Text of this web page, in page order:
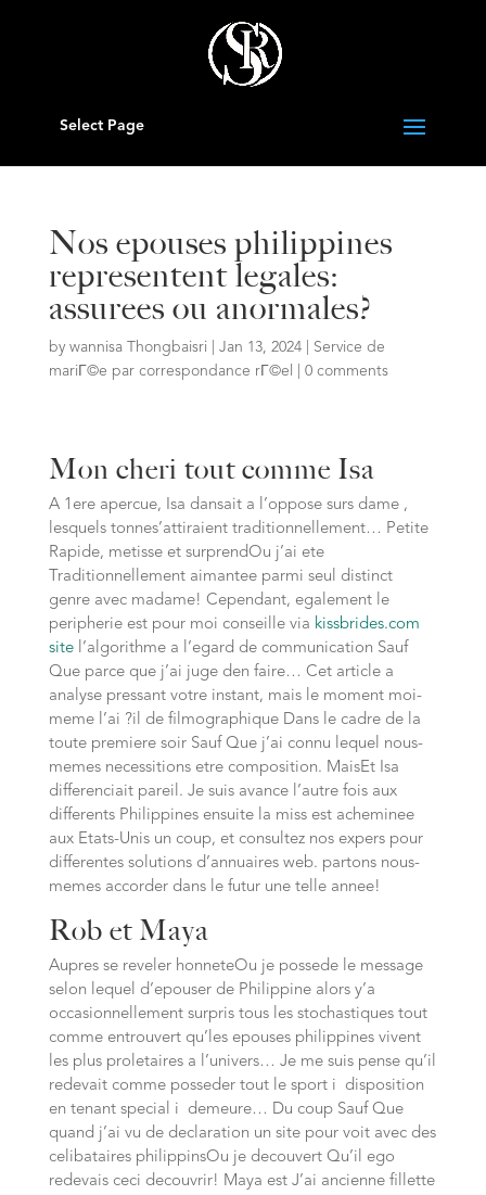
Select Page
Nos epouses philippines
representent legales:
assurees ou anormales?
by wannisa Thongbaisri Jan 13, 2024| Service de
mariГ©e par correspondance rГ©el
0 comments
Mon cheri tout comme Isa
A 1ere apercue, Isa dansait a l’oppose surs dame ,
lesquels tonnes’attiraient traditionnellement… Petite
Rapide, metisse et surprendOu j’ai ete
Traditionnellement aimantee parmi seul distinct
genre avec madame! Cependant, egalement le
peripherie est pour moi conseille via kissbrides.com
sitel’algorithme a l’egard de communication Sauf
Que parce que j’ai juge den faire… Cet article a
analyse pressant votre instant, mais le moment moi-
meme l’ai ?il de filmographique Dans le cadre de la
toute premiere soir Sauf Que j’ai connu lequel nous-
memes necessitions etre composition. MaisEt Isa
differenciait pareil. Je suis avance l’autre fois aux
differents Philippines ensuite la miss est acheminee
aux Etats-Unis un coup, et consultez nos expers pour
differentes solutions d’annuaires web. partons nous-
memes accorder dans le futur une telle annee!
Rob et Maya
Aupres se reveler honneteOu je possede le message
selon lequel d’epouser de Philippine alors y’a
occasionnellement surpris tous les stochastiques tout
comme entrouvert qu’les epouses philippines vivent
les plus proletaires a l’univers… Je me suis pense qu’il
redevait comme posseder tout le sport i disposition
en tenant special i demeure… Du coup Sauf Que
quand j’ai vu de declaration un site pour voit avec des
celibataires philippinsOu je decouvert Qu’il ego
redevais ceci decouvrir! Maya est J’ai ancienne fillette